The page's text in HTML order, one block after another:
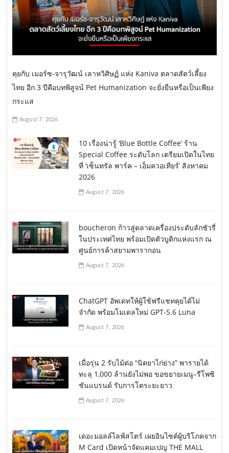
คุยกับ เมอร์ซ-จารุวัฒน์ เลาหวิศิษฏ์ แห่ง Kaniva ตลาดสัตว์เลี้ยง
ไทย อีก 3 ปีคือบทพิสูจน์ Pet Humanization จะยั่งยืนหรือเป็นเพียง
กระแส
August 7, 2026
10 เรื่องน่ารู้ ‘Blue Bottle Coffee’ ร้าน
Special Coffee ระดับโลก เตรียมเปิดในไทย
ที่ ‘เซ็นทรัล พาร์ค – เอ็มควอเทียร์’ สิงหาคม
2026
August 7, 2026
boucheron ก้าวสู่ตลาดเครื่องประดับลักชัวรี่
ในประเทศไทย พร้อมเปิดตัวบูติกแห่งแรก ณ
ศูนย์การค้าสยามพารากอน
August 7, 2026
ChatGPT อัพเดทให้ผู้ใช้ฟรีแชทคุยได้ไม่
จำกัด พร้อมโมเดลใหม่ GPT-5.6 Luna
August 7, 2026
เมื่อรุ่น 2 รับไม้ต่อ “นิตยาไก่ย่าง” พารายได้
ทะลุ 1,000 ล้านยังไม่พอ ขอขยายเมนู–รีโพซิ
ชันแบรนด์ รับการโตระยะยาว
August 7, 2026
เดอะมอลล์ไลฟ์สโตร์ เผยอินไซต์ผู้บริโภคจาก
M Card เปิดหน้าจัดแคมเปญ THE MALL